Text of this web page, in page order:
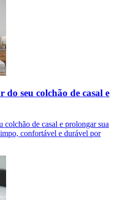
do seu colchão de casal e
colchão de casal e prolongar sua
confortável e durável por